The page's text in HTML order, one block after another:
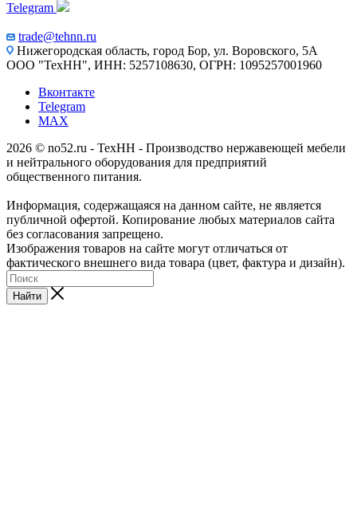
Telegram
trade@tehnn.ru
Нижегородская область, город Бор, ул. Воровского, 5А
ООО "ТехНН", ИНН: 5257108630, ОГРН: 1095257001960
Вконтакте
Telegram
MAX
2026 © no52.ru - ТехНН - Производство нержавеющей мебели
и нейтрального оборудования для предприятий
общественного питания.
Информация, содержащаяся на данном сайте, не является
публичной офертой. Копирование любых материалов сайта
без согласования запрещено.
Изображения товаров на сайте могут отличаться от
фактического внешнего вида товара (цвет, фактура и дизайн).
Найти